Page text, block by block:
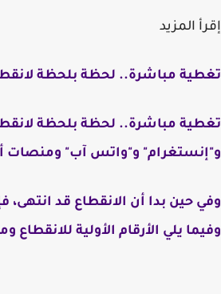
إقرأ المزيد
تغطية مباشرة.. لحظة بلحظة
تغطية مباشرة.. لحظة بلحظة
و"إنستغرام" و"واتس آب" ومنصات
وفي حين بدا أن الانقطاع قد انتهى،
وفيما يلي الأرقام الأولية للانقطاع